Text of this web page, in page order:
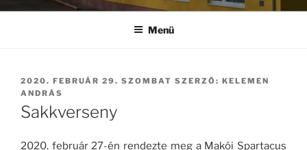
Menü
BEKÜLDVE:
2020. FEBRUÁR 29. SZOMBAT SZERZŐ: KELEMEN
ANDRÁS
Sakkverseny
2020. február 27-én rendezte meg a Makói Spartacus